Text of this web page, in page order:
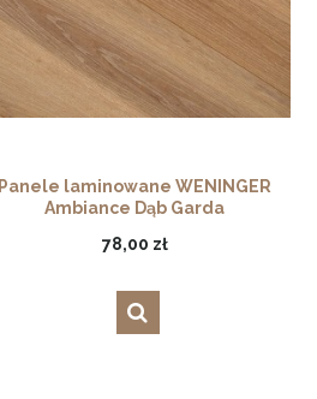
Panele laminowane WENINGER
Ambiance Dąb Garda
78,00 zł